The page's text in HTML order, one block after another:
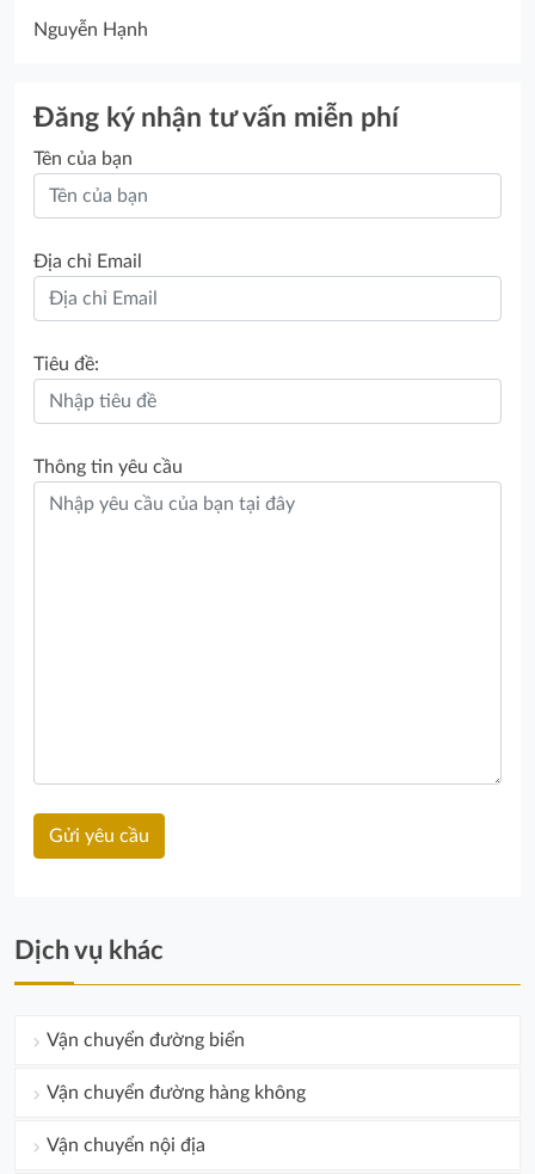
Nguyễn Hạnh
Đăng ký nhận tư vấn miễn phí
Tên của bạn
Địa chỉ Email
Tiêu đề:
Thông tin yêu cầu
Dịch vụ khác
Vận chuyển đường biển
Vận chuyển đường hàng không
Vận chuyển nội địa